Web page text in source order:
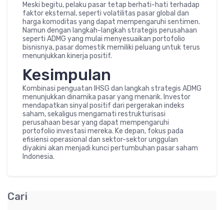
Meski begitu, pelaku pasar tetap berhati-hati terhadap
faktor eksternal, seperti volatilitas pasar global dan
harga komoditas yang dapat mempengaruhi sentimen.
Namun dengan langkah-langkah strategis perusahaan
seperti ADMG yang mulai menyesuaikan portofolio
bisnisnya, pasar domestik memiliki peluang untuk terus
menunjukkan kinerja positif.
Kesimpulan
Kombinasi penguatan IHSG dan langkah strategis ADMG
menunjukkan dinamika pasar yang menarik. Investor
mendapatkan sinyal positif dari pergerakan indeks
saham, sekaligus mengamati restrukturisasi
perusahaan besar yang dapat mempengaruhi
portofolio investasi mereka. Ke depan, fokus pada
efisiensi operasional dan sektor-sektor unggulan
diyakini akan menjadi kunci pertumbuhan pasar saham
Indonesia.
Cari